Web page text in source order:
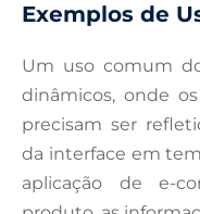
Exemplos de
Um uso comum
dinâmicos, onde
precisam ser
da interface em
aplicação de e-